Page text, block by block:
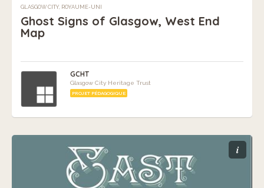
GLASGOW CITY, ROYAUME-UNI
Ghost Signs of Glasgow, West End
Map
GCHT
Glasgow City Heritage Trust
PROJET PÉDAGOGIQUE
i